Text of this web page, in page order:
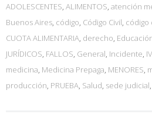
ADOLESCENTES, ALIMENTOS, atención
Buenos Aires, código, Código Civil, código
CUOTA ALIMENTARIA, derecho,
JURÍDICOS, FALLOS, General, Incidente,
medicina, Medicina Prepaga, MENORES,
producción, PRUEBA, Salud, sede judicial,